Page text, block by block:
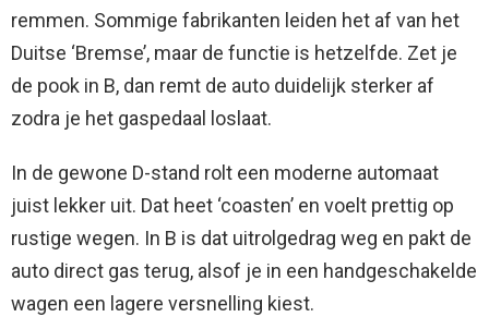
remmen. Sommige fabrikanten leiden het af van het
Duitse ‘Bremse’, maar de functie is hetzelfde. Zet je
de pook in B, dan remt de auto duidelijk sterker af
zodra je het gaspedaal loslaat.
In de gewone D-stand rolt een moderne automaat
juist lekker uit. Dat heet ‘coasten’ en voelt prettig op
rustige wegen. In B is dat uitrolgedrag weg en pakt de
auto direct gas terug, alsof je in een handgeschakelde
wagen een lagere versnelling kiest.